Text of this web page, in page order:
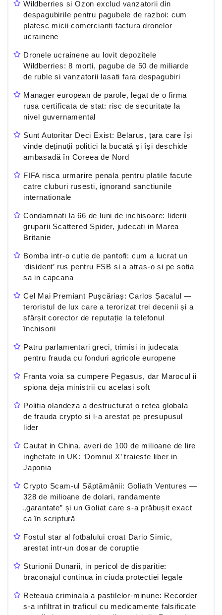
Wildberries si Ozon exclud vanzatorii din
despagubirile pentru pagubele de razboi: cum
platesc micii comercianti factura dronelor
ucrainene
Dronele ucrainene au lovit depozitele
Wildberries: 8 morti, pagube de 50 de miliarde
de ruble si vanzatorii lasati fara despagubiri
Manager european de parole, legat de o firma
rusa certificata de stat: risc de securitate la
nivel guvernamental
Sunt Autoritar Deci Exist: Belarus, țara care își
vinde deținuții politici la bucată și își deschide
ambasadă în Coreea de Nord
FIFA risca urmarire penala pentru platile facute
catre cluburi rusesti, ignorand sanctiunile
internationale
Condamnati la 66 de luni de inchisoare: liderii
gruparii Scattered Spider, judecati in Marea
Britanie
Bomba intr-o cutie de pantofi: cum a lucrat un
‘disident’ rus pentru FSB si a atras-o si pe sotia
sa in capcana
Cel Mai Premiant Pușcăriaș: Carlos Șacalul —
teroristul de lux care a terorizat trei decenii și a
sfârșit corector de reputație la telefonul
închisorii
Patru parlamentari greci, trimisi in judecata
pentru frauda cu fonduri agricole europene
Franta voia sa cumpere Pegasus, dar Marocul ii
spiona deja ministrii cu acelasi soft
Politia olandeza a destructurat o retea globala
de frauda crypto si l-a arestat pe presupusul
lider
Cautat in China, averi de 100 de milioane de lire
inghetate in UK: ‘Domnul X’ traieste liber in
Japonia
Crypto Scam-ul Săptămânii: Goliath Ventures —
328 de milioane de dolari, randamente
„garantate” și un Goliat care s-a prăbușit exact
ca în scriptură
Fostul star al fotbalului croat Dario Simic,
arestat intr-un dosar de coruptie
Sturionii Dunarii, in pericol de disparitie:
braconajul continua in ciuda protectiei legale
Reteaua criminala a pastilelor-minune: Recorder
s-a infiltrat in traficul cu medicamente falsificate